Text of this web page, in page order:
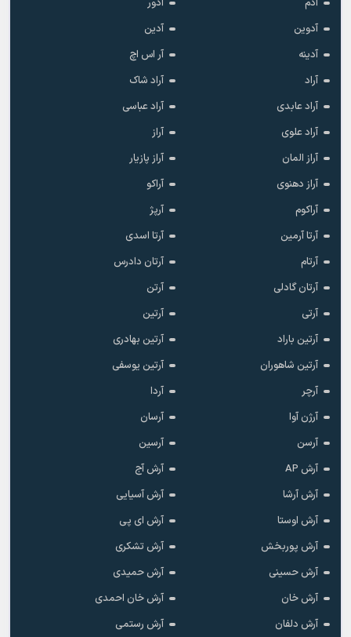
آدوین
آدین
آدینه
آر اس اچ
آراد
آراد شاک
آراد عابدی
آراد عباسی
آراد علوی
آراز
آراز المان
آراز پازیار
آراز دهنوی
آراکو
آراکوم
آرپژ
آرتا آرمین
آرتا اسدی
آرتام
آرتان دادرس
آرتان گادلی
آرتن
آرتی
آرتین
آرتین باراد
آرتین بهادری
آرتین شاهوران
آرتین یوسفی
آرچر
آردا
آرژن آوا
آرسان
آرسن
آرسین
آرش AP
آرش آج
آرش آرشا
آرش آسیایی
آرش اوستا
آرش ای پی
آرش پوربخش
آرش تشکری
آرش حسینی
آرش حمیدی
آرش خان
آرش خان احمدی
آرش دلفان
آرش رستمى